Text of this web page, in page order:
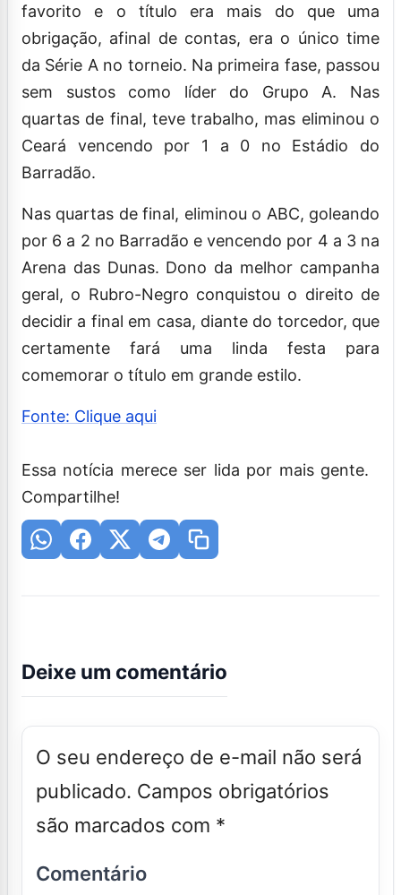
favorito e o título era mais do que uma
obrigação, afinal de contas, era o único time
da Série A no torneio. Na primeira fase, passou
sem sustos como líder do Grupo A. Nas
quartas de final, teve trabalho, mas eliminou o
Ceará vencendo por 1 a 0 no Estádio do
Barradão.
Nas quartas de final, eliminou o ABC, goleando
por 6 a 2 no Barradão e vencendo por 4 a 3 na
Arena das Dunas. Dono da melhor campanha
geral, o Rubro-Negro conquistou o direito de
decidir a final em casa, diante do torcedor, que
certamente fará uma linda festa para
comemorar o título em grande estilo.
Fonte: Clique aqui
Essa notícia merece ser lida por mais gente.
Compartilhe!
Deixe um comentário
O seu endereço de e-mail não será
publicado. Campos obrigatórios
são marcados com *
Comentário